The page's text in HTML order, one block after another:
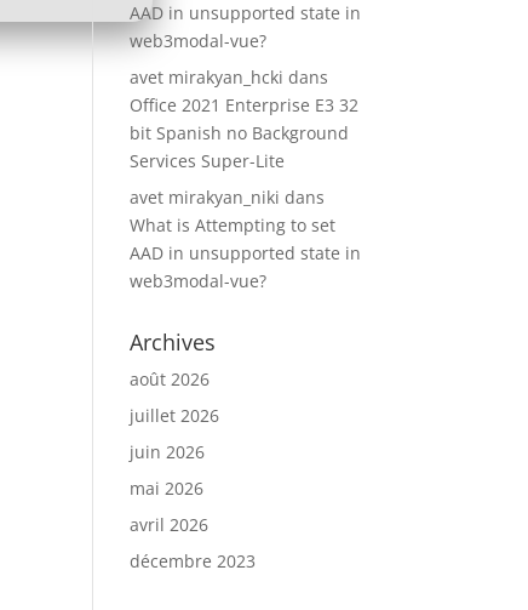
AAD in unsupported state in
web3modal-vue?
avet mirakyan_hcki dans
Office 2021 Enterprise E3 32
bit Spanish no Background
Services Super-Lite
avet mirakyan_niki dans
What is Attempting to set
AAD in unsupported state in
web3modal-vue?
Archives
août 2026
juillet 2026
juin 2026
mai 2026
avril 2026
décembre 2023